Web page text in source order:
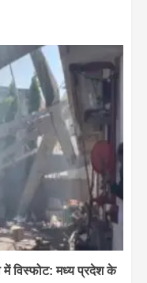
विस्फोट: मध्य प्रदेश के